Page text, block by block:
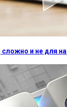
и не для